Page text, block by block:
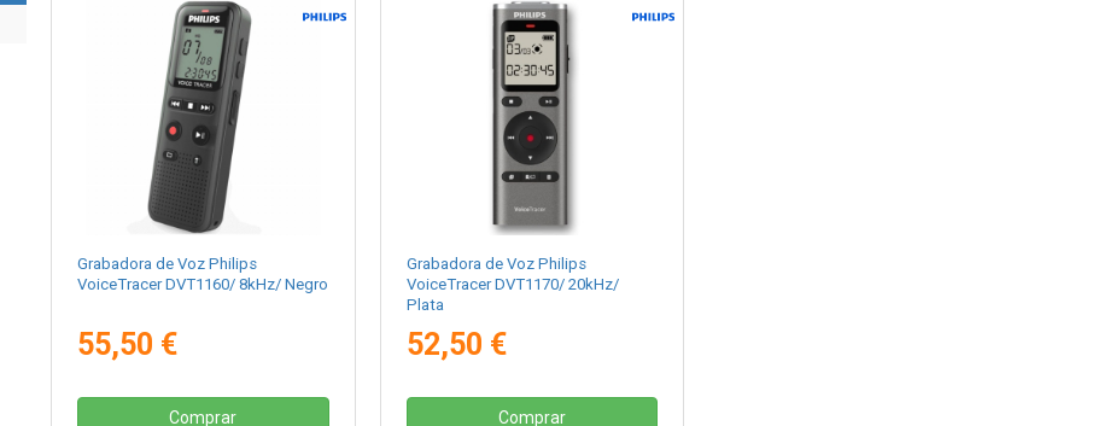
Grabadora de Voz Philips
VoiceTracer DVT1160/ 8kHz/ Negro
55,50 €
Comprar
Grabadora de Voz Philips
VoiceTracer DVT1170/ 20kHz/
Plata
52,50 €
Comprar